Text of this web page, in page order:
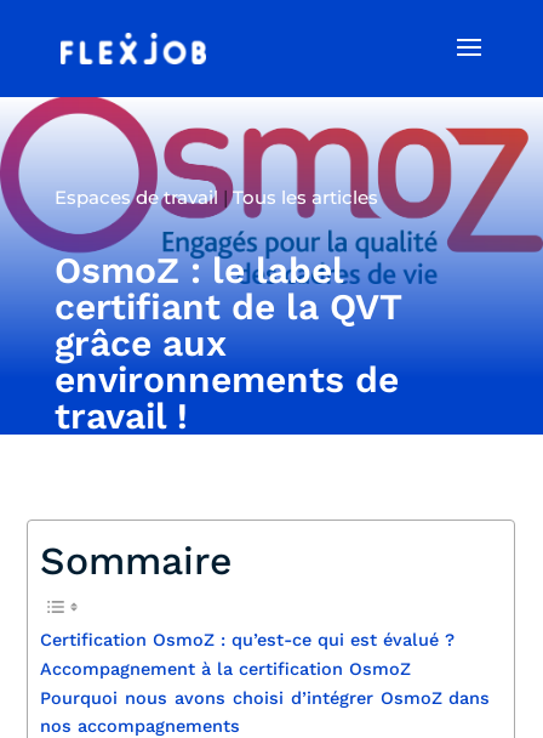
Espaces de travail |Tous les articles
OsmoZ : le label
certifiant de la QVT
grâce aux
environnements de
travail !
Sommaire
Certification OsmoZ : qu’est-ce qui est évalué ?
Accompagnement à la certification OsmoZ
Pourquoi nous avons choisi d’intégrer OsmoZ dans
nos accompagnements